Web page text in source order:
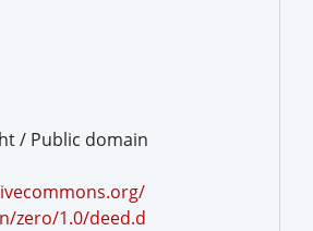
/ Public domain
zero/1.0/deed.d